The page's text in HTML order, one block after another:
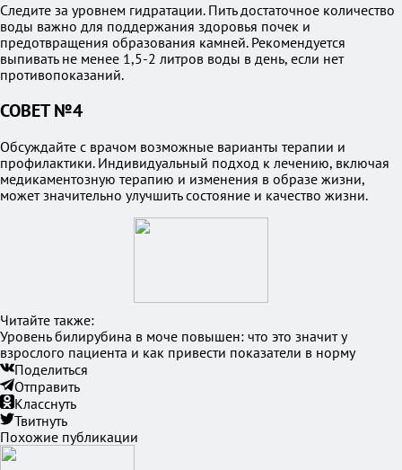
Следите за уровнем гидратации. Пить достаточное количество
воды важно для поддержания здоровья почек и
предотвращения образования камней. Рекомендуется
выпивать не менее 1,5-2 литров воды в день, если нет
противопоказаний.
СОВЕТ №4
Обсуждайте с врачом возможные варианты терапии и
профилактики. Индивидуальный подход к лечению, включая
медикаментозную терапию и изменения в образе жизни,
может значительно улучшить состояние и качество жизни.
Читайте также:
Уровень билирубина в моче повышен: что это значит у
взрослого пациента и как привести показатели в норму
Поделиться
Отправить
Класснуть
Твитнуть
Похожие публикации